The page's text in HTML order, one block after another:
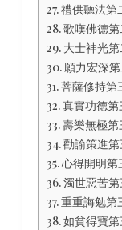
禮供聽法第
歌嘆佛德
大士神光
願力宏深
菩薩修持第
真實功德
壽樂無極
勸諭策進
心得開明第
濁世惡苦
重重誨勉第
如貧得寶